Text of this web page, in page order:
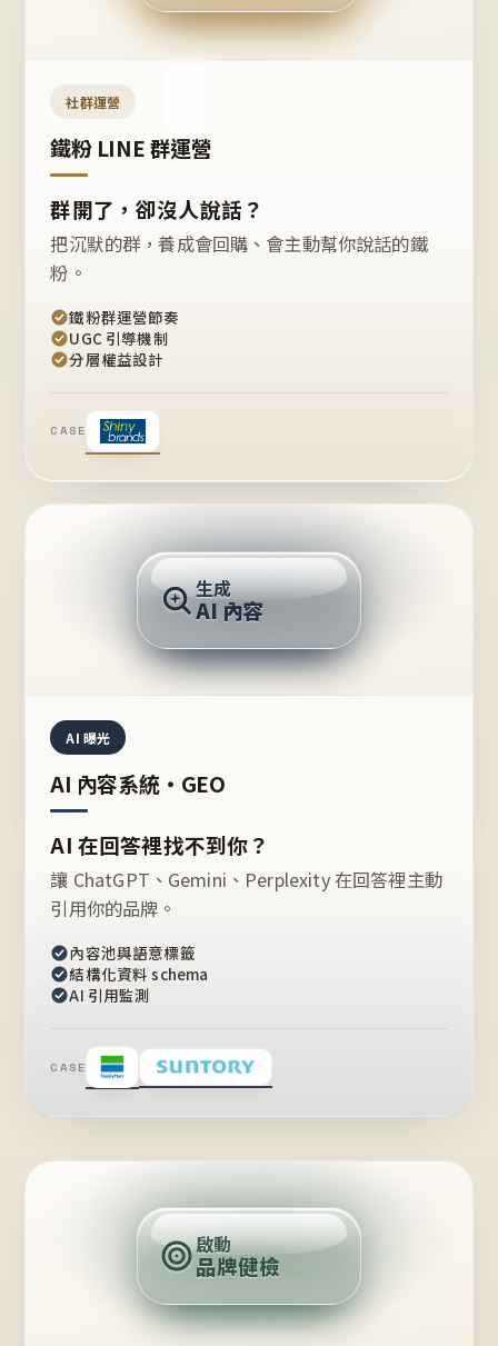
開團
嗎？
社群運營
鐵粉 LINE 群運營
群開了，卻沒人說話？
把沉默的群，養成會回購、會主動幫你說話的鐵
粉。
鐵粉群運營節奏
UGC 引導機制
分層權益設計
CASE
推薦的台灣品牌？
生成
AI 內容
AI 曝光
AI 內容系統・GEO
AI 在回答裡找不到你？
讓 ChatGPT、Gemini、Perplexity 在回答裡主動
引用你的品牌。
內容池與語意標籤
結構化資料 schema
AI 引用監測
CASE
定
位
點
啟動
品牌健檢